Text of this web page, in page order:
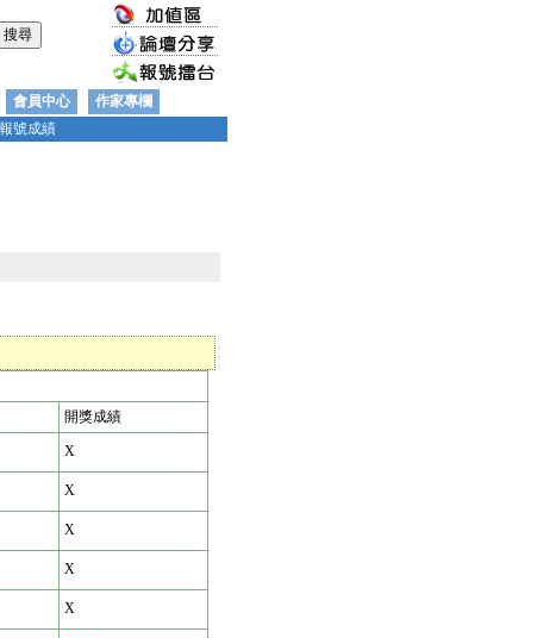
會員中心
作家專欄
號成績
開獎成績
X
X
X
X
X